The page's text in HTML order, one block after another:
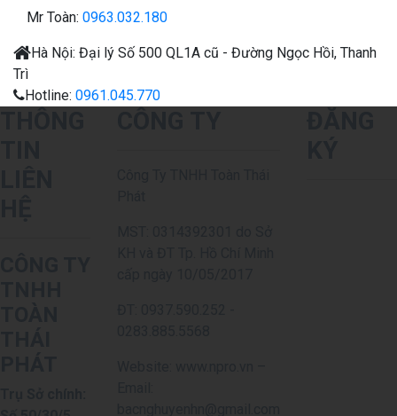
Mr Toàn: 0963.032.180
Hà Nội: Đại lý Số 500 QL1A cũ - Đường Ngọc Hồi, Thanh
Trì
Hotline: 0961.045.770